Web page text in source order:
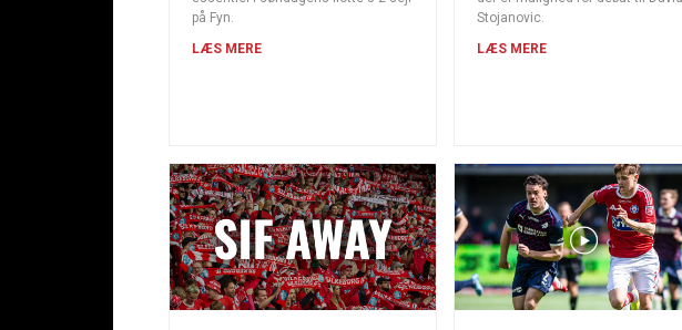
på Fyn.
LÆS MERE
Stojanovic.
LÆS MERE